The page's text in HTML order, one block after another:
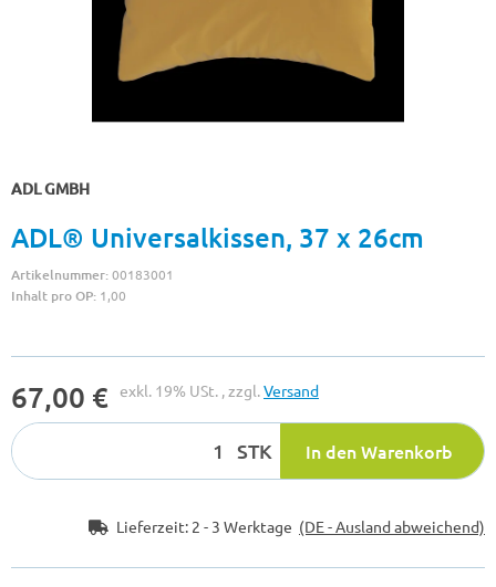
ADL GMBH
ADL® Universalkissen, 37 x 26cm
Artikelnummer:00183001
Inhalt pro OP: 1,00
67,00 € exkl. 19% USt. , zzgl.Versand
STK In den Warenkorb
Lieferzeit: 2 - 3 Werktage (DE - Ausland abweichend)